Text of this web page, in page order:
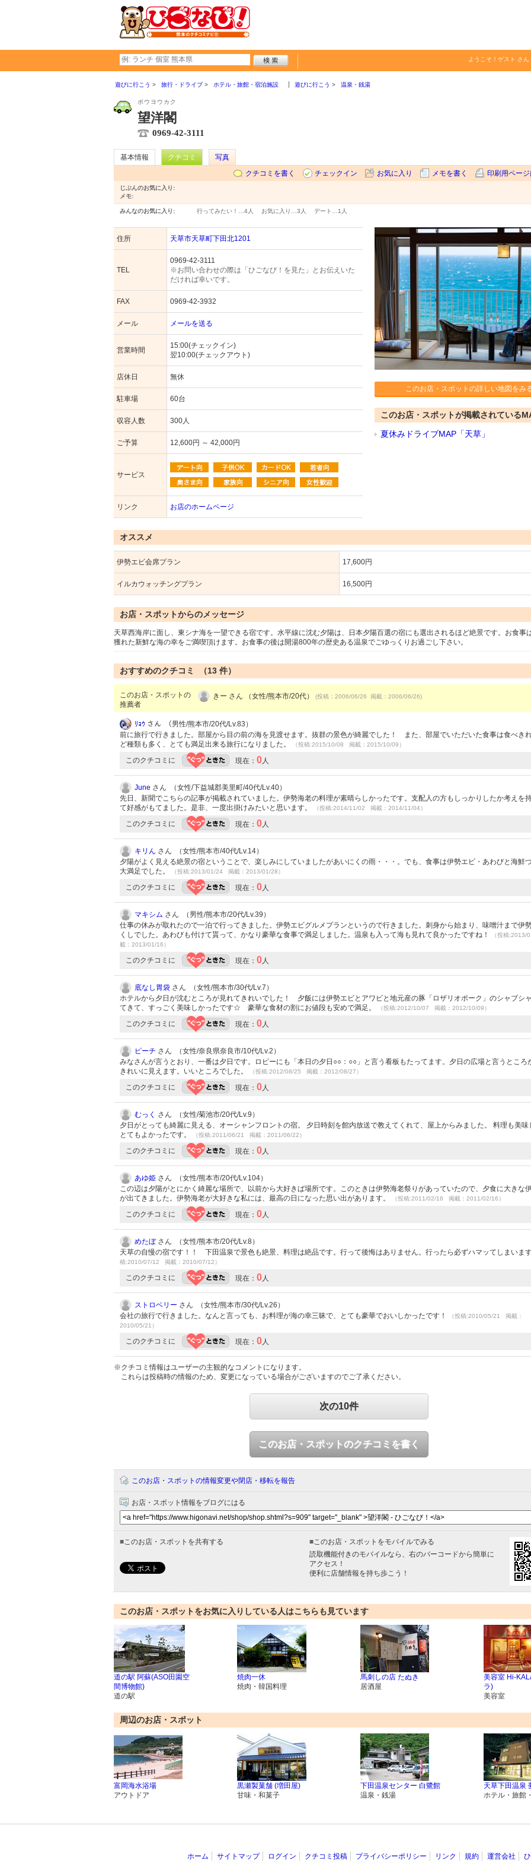
ようこそ！ ゲスト さん
遊びに行こう 旅行・ドライブ ホテル・旅館・宿泊施設 遊びに行こう 温泉・銭湯
ボウヨウカク
望洋閣
0969-42-3111
基本情報 クチコミ
写真
クチコミを書く
チェックイン お気に入り メモを書く 印刷用ページ
じぶんのお気に入り:
メモ:
みんなのお気に入り: 行ってみたい！… 4人 お気に入り… 3人 デート… 1人
住所 天草市天草町下田北1201
TEL
0969-42-3111
※お問い合わせの際は「ひごなび！を見た」とお伝えいた
だければ幸いです。
FAX 0969-42-3932
メール メールを送る
営業時間
15:00(チェックイン)
翌10:00(チェックアウト)
店休日 無休
駐車場 60台
収容人数 300人
ご予算 12,600円 ～ 42,000円
サービス
リンク お店のホームページ
このお店・スポットの詳しい地図をみ
このお店・スポットが掲載されている
夏休みドライブMAP「天草」
オススメ
伊勢エビ会席プラン 17,600円
イルカウォッチングプラン 16,500円
お店・スポットからのメッセージ
天草西海岸に面し、東シナ海を一望できる宿です。水平線に沈む夕陽は、日本夕陽百選の宿にも選出されるほど絶景です。お食事
獲れた新鮮な海の幸をご満喫頂けます。お食事の後は開湯800年の歴史ある温泉でごゆっくりお過ごし下さい。
おすすめのクチコミ （13 件）
このお店・スポットの
推薦者
きー さん （女性/熊本市/20代） (投稿：2006/06/26 掲載：2006/06/26)
ﾘｮｳ さん （男性/熊本市/20代/Lv.83）
前に旅行で行きました。部屋から目の前の海を見渡せます。抜群の景色が綺麗でした！ また、部屋でいただいた食事は食べき
ど種類も多く、とても満足出来る旅行になりました。
（投稿:2015/10/08 掲載：2015/10/09）
このクチコミに 現在： 0人
June さん （女性/下益城郡美里町/40代/Lv.40）
先日、新聞でこちらの記事が掲載されていました。伊勢海老の料理が素晴らしかったです。支配人の方もしっかりしたか考えを
て好感がもてました。是非、一度出掛けみたいと思います。
（投稿:2014/11/02 掲載：2014/11/04）
このクチコミに 現在： 0人
キリん さん （女性/熊本市/40代/Lv.14）
夕陽がよく見える絶景の宿ということで、楽しみにしていましたがあいにくの雨・・・。でも、食事は伊勢エビ・あわびと海鮮
大満足でした。
（投稿:2013/01/24 掲載：2013/01/28）
このクチコミに 現在： 0人
マキシム さん （男性/熊本市/20代/Lv.39）
仕事の休みが取れたので一泊で行ってきました。伊勢エビグルメプランというので行きました。刺身から始まり、味噌汁まで伊
くしでした。あわびも付けて貰って、かなり豪華な食事で満足しました。温泉も入って海も見れて良かったですね！
（投稿
載：2013/01/16）
このクチコミに 現在： 0人
底なし胃袋 さん （女性/熊本市/30代/Lv.7）
ホテルから夕日が沈むところが見れてきれいでした！ 夕飯には伊勢エビとアワビと地元産の豚「ロザリオポーク」のシャブシ
てきて、すっごく美味しかったです☆ 豪華な食材の割にお値段も安めで満足。
（投稿:2012/10/07 掲載：2012/10/09）
このクチコミに 現在： 0人
ピーチ さん （女性/奈良県奈良市/10代/Lv.2）
みなさんが言うとおり、一番は夕日です。ロビーにも「本日の夕日○○：○○」と言う看板もたってます。夕日の広場と言うところ
きれいに見えます。いいところでした。
（投稿:2012/08/25 掲載：2012/08/27）
このクチコミに 現在： 0人
むっく さん （女性/菊池市/20代/Lv.9）
夕日がとっても綺麗に見える、オーシャンフロントの宿。 夕日時刻を館内放送で教えてくれて、屋上からみました。 料理も美味
とてもよかったです。
（投稿:2011/06/21 掲載：2011/06/22）
このクチコミに 現在： 0人
あゆ姫 さん （女性/熊本市/20代/Lv.104）
この辺は夕陽がとにかく綺麗な場所で、以前から大好きば場所です。このときは伊勢海老祭りがあっていたので、夕食に大きな
が出てきました。伊勢海老が大好きな私には、最高の日になった思い出があります。
（投稿:2011/02/16 掲載：2011/02/16）
このクチコミに 現在： 0人
めたぼさん （女性/熊本市/20代/Lv.8）
天草の自慢の宿です！！ 下田温泉で景色も絶景、料理は絶品です。行って後悔はありません。行ったら必ずハマッてしまいま
稿:2010/07/12 掲載：2010/07/12）
このクチコミに 現在： 0人
ストロベリー さん （女性/熊本市/30代/Lv.26）
会社の旅行で行きました。なんと言っても、お料理が海の幸三昧で、とても豪華でおいしかったです！
（投稿:2010/05/21 掲載：
2010/05/21）
このクチコミに 現在： 0人
※クチコミ情報はユーザーの主観的なコメントになります。
これらは投稿時の情報のため、変更になっている場合がございますのでご了承ください。
次の10件
このお店・スポットのクチコミを書く
このお店・スポットの情報変更や閉店・移転を報告
お店・スポット情報をブログにはる
■このお店・スポットを共有する ■このお店・スポットをモバイルでみる
読取機能付きのモバイルなら、右のバーコードから簡単に
アクセス！
便利に店舗情報を持ち歩こう！
このお店・スポットをお気に入りしている人はこちらも見ています
道の駅 阿蘇(ASO田園空
間博物館)
道の駅
焼肉一休
焼肉・韓国料理
馬刺しの店 たぬき
居酒屋
美容室 Hi-
ラ)
美容室
周辺のお店・スポット
富岡海水浴場
アウトドア
黒瀬製菓舗 (増田屋)
甘味・和菓子
下田温泉センター 白鷺館
温泉・銭湯
天草下田温泉
ホテル・旅館
ホーム サイトマップ ログイン クチコミ投稿 プライバシーポリシー リンク 規約 運営会社